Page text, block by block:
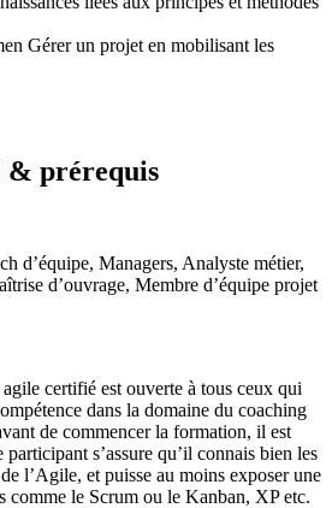
Gérer un projet en mobilisant les
& prérequis
d’équipe, Managers, Analyste métier,
d’ouvrage, Membre d’équipe projet
certifié est ouverte à tous ceux qui
dans la domaine du coaching
de commencer la formation, il est
s’assure qu’il connais bien les
l’Agile, et puisse au moins exposer une
comme le Scrum ou le Kanban, XP etc.